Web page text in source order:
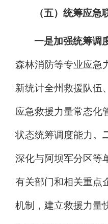
（五）统筹应
一是加强统筹调
森林消防等专业应急
新统计全州救援队伍
应急救援力量常态化
状态统筹调度能力。
深化与阿坝军分区等
有关部门和相关重点
机制，建立救援力量